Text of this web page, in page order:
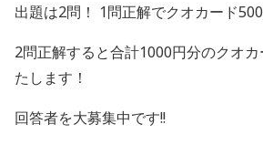
出題は2問！ 1問正解でクオカード500
2問正解すると合計1000円分のクオ
たします！
回答者を大募集中です!!